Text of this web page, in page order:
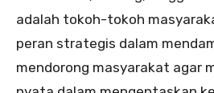
adalah tokoh-tokoh
peran strategis dalam
mendorong masyarakat agar